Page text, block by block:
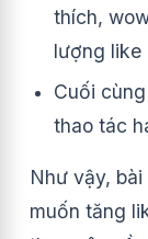
thích,
lượng like
Cuối
thao tác
Như vậy,
muốn tăng